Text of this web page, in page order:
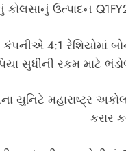
કોલસાનું ઉત્પાદન
કંપનીએ 4:1 રેશિયોમાં
સુધીની રકમ માટે
યુનિટે મહારાષ્ટ્ર
કરાર